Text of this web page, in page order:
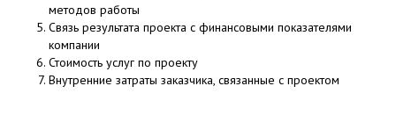
методов работы
Связь результата проекта с финансовыми показателями
компании
Стоимость услуг по проекту
Внутренние затраты заказчика, связанные с проектом